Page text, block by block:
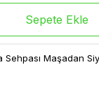
Sepete Ekle